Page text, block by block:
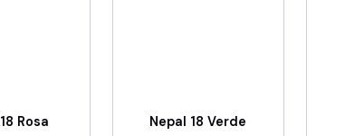
Rosa Nepal 18 Verde